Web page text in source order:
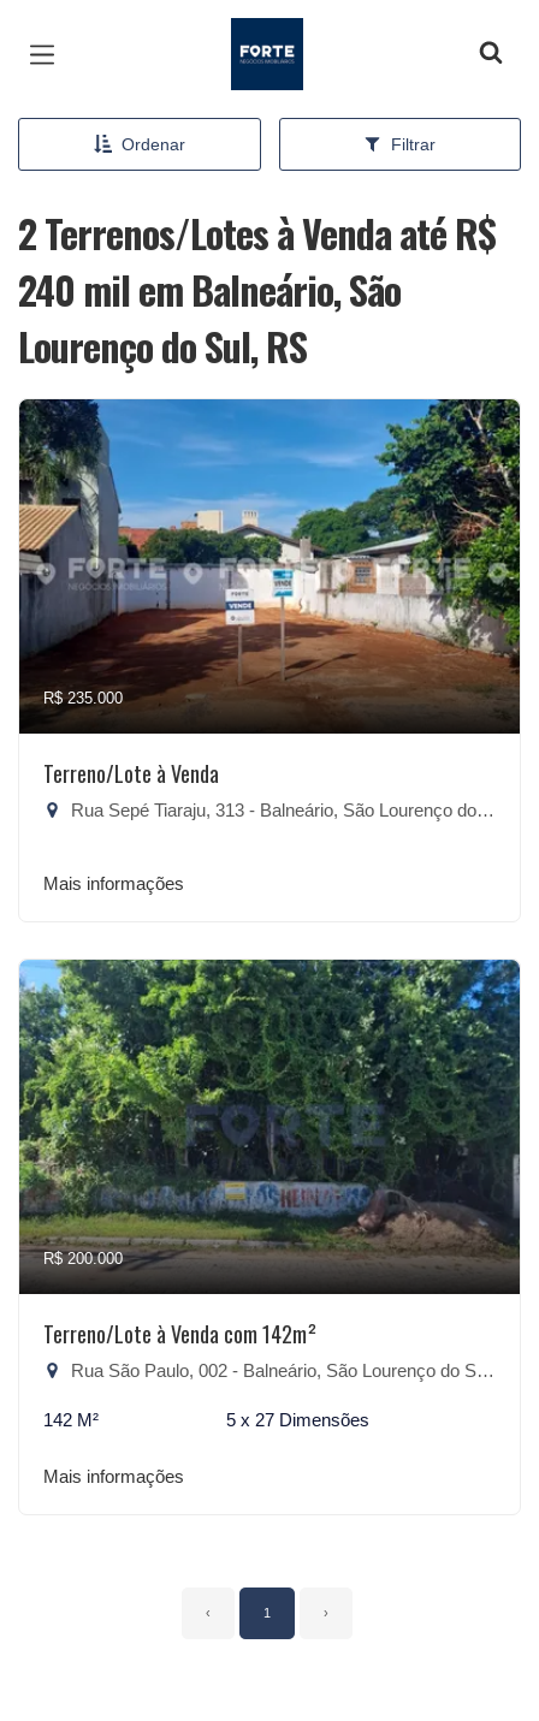
Ordenar Filtrar
2 Terrenos/Lotes à Venda até R$
240 mil em Balneário, São
Lourenço do Sul, RS
R$ 235.000
Terreno/Lote à Venda
Rua Sepé Tiaraju, 313 - Balneário, São Lourenço do Sul-RS
Mais informações
R$ 200.000
Terreno/Lote à Venda com 142m²
Rua São Paulo, 002 - Balneário, São Lourenço do Sul-RS
142 M² 5 x 27 Dimensões
Mais informações
‹ 1 ›